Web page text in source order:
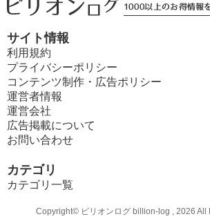
サイト情報
利用規約
プライバシーポリシー
コンテンツ制作・広告ポリシー
運営者情報
運営会社
広告掲載について
お問い合わせ
カテゴリ
カテゴリ一覧
Copyright© ビリオンログ billion-log , 2026 All